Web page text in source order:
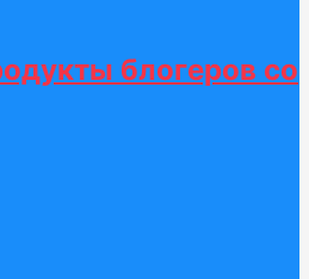
блогеров со